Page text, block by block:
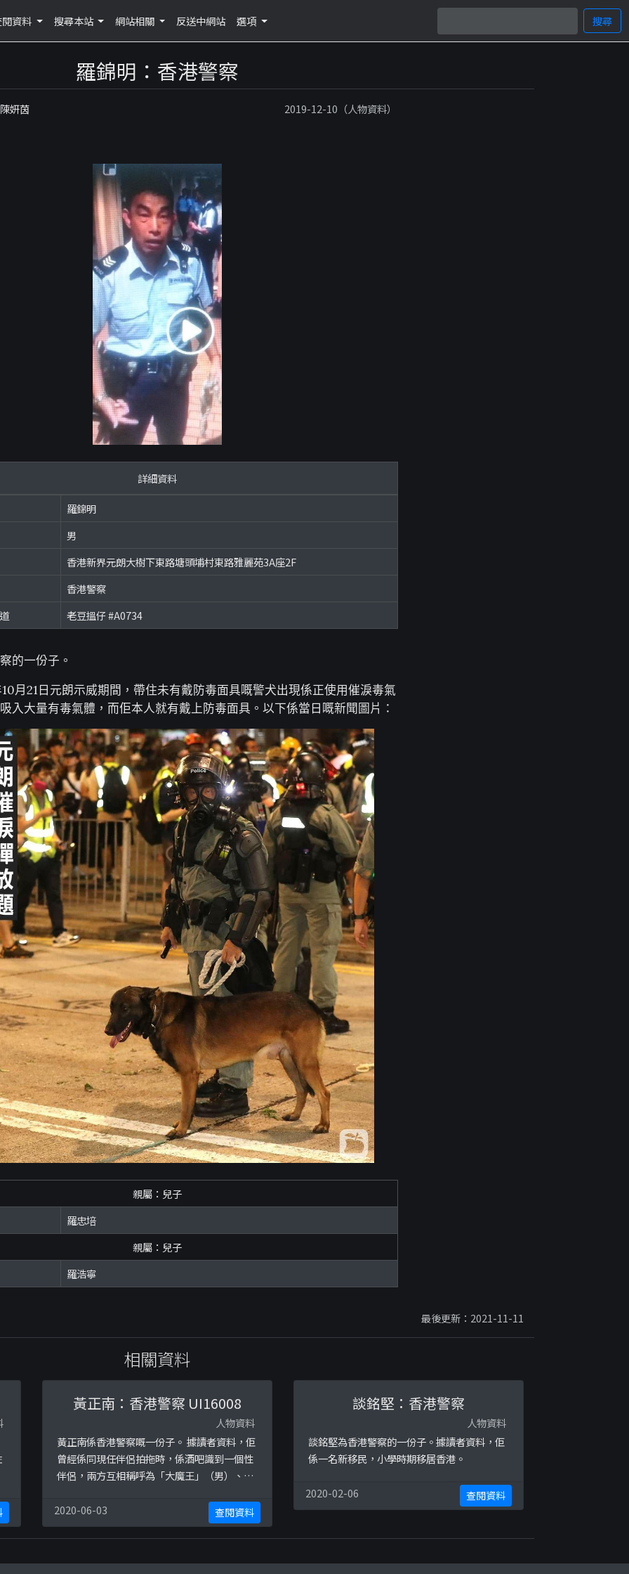
資料 搜尋本站 網站相關 反送中網站 選項 搜尋
羅錦明：香港警察
妍茵 2019-12-10（人物資料）
詳細資料
羅錦明
男
香港新界元朗大樹下東路塘頭埔村東路雅麗苑3A座2F
香港警察
老豆搵仔 #A0734
的一份子。
月21日元朗示威期間，帶住未有戴防毒面具嘅警犬出現係正使用催淚毒氣
入大量有毒氣體，而佢本人就有戴上防毒面具。以下係當日嘅新聞圖片：
親屬：兒子
羅忠培
親屬：兒子
羅浩寧
最後更新：2021-11-11
相關資料
黃正南：香港警察 UI16008
人物資料
黃正南係香港警察嘅一份子。 據讀者資料，佢
曾經係同現任伴侶拍拖時，係酒吧識到一個性
伴侶，兩方互相稱呼為「大魔王」（男）、
時，兩人相約瞞住對方伴侶去開房性交，事件
被揭發後黃正南就試圖搵佢母親做「時間證
人」，及後更加發現女方原來係另一名香港警
2020-06-03 查閱資料
談銘堅：香港警察
人物資料
談銘堅為香港警察的一份子。據讀者資料，佢
係一名新移民，小學時期移居香港。
2020-02-06 查閱資料